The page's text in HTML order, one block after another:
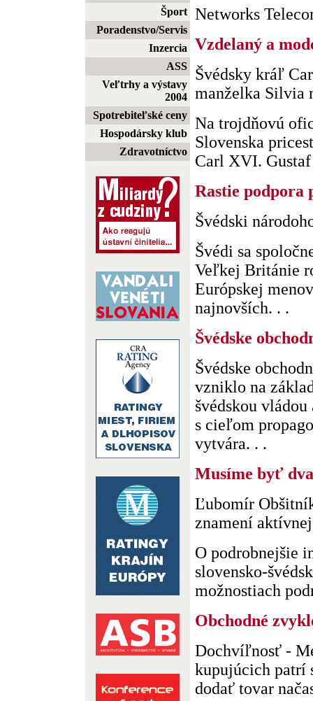
Šport
Poradenstvo/Servis
Inzercia
ASS
Veľtrhy a výstavy
2004
Spotrebiteľské ceny
Hospodársky klub
Zdravotníctvo
Networks
Vzdelaný a
Švédsky kráľ
manželka Silvia
Na trojdňovú
Slovenska
Carl XVI. Gustaf
Rastie podpora
Švédski
Švédi sa
Veľkej Británie
Európskej
najnovších. . .
Švédske
Švédske
vzniklo na
švédskou
s cieľom
vytvára. . .
Musíme byť
Ľubomír
znamení
O podrobnejšie
slovensko-
možnostiach
Obchodné
Dochvíľnosť -
kupujúcich patrí
dodať tovar